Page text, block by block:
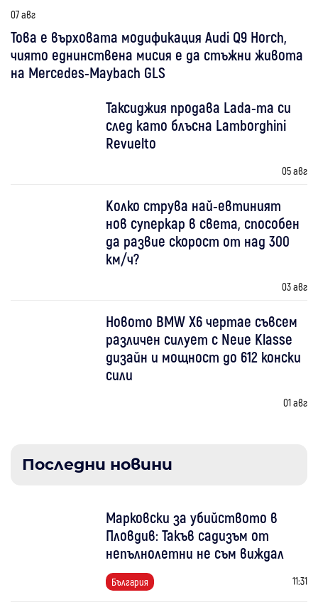
07 авг
Това е върховата модификация Audi Q9 Horch,
чиято еднинствена мисия е да стъжни живота
на Mercedes-Maybach GLS
Таксиджия продава Lada-та си
след като блъсна Lamborghini
Revuelto
05 авг
Колко струва най-евтиният
нов суперкар в света, способен
да развие скорост от над 300
км/ч?
03 авг
Новото BMW X6 чертае съвсем
различен силует с Neue Klasse
дизайн и мощност до 612 конски
сили
01 авг
Последни новини
Марковски за убийството в
Пловдив: Такъв садизъм от
непълнолетни не съм виждал
България 11:31